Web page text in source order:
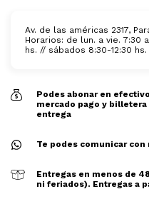
Av. de las américas 2317,
Horarios: de lun. a vie. 7:30 a
hs. // sábados 8:30-12:30 hs.
Podes abonar en
mercado pago y
entrega
Te podes comunicar
Entregas en menos de
ni feriados). Entregas a